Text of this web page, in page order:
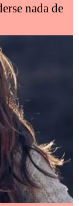
nada de